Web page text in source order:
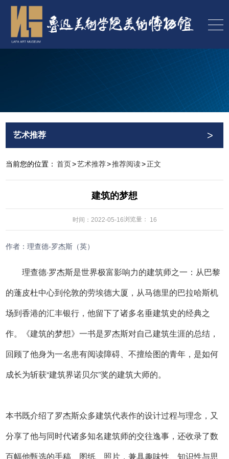
艺术推荐 >
当前您的位置： 首页>艺术推荐>推荐阅读>正文
建筑的梦想
时间：2022-05-16浏览量： 16
作者：理查德-罗杰斯（英）
理查德·罗杰斯是世界极富影响力的建筑师之一：从巴黎
的蓬皮杜中心到伦敦的劳埃德大厦，从马德里的巴拉哈斯机
场到香港的汇丰银行，他留下了诸多名垂建筑史的经典之
作。《建筑的梦想》一书是罗杰斯对自己建筑生涯的总结，
回顾了他身为一名患有阅读障碍、不擅绘图的青年，是如何
成长为斩获“建筑界诺贝尔”奖的建筑大师的。
本书既介绍了罗杰斯众多建筑代表作的设计过程与理念，又
分享了他与同时代诸多知名建筑师的交往逸事，还收录了数
百幅他甄选的手稿、图纸、照片，兼具趣味性、知识性与思